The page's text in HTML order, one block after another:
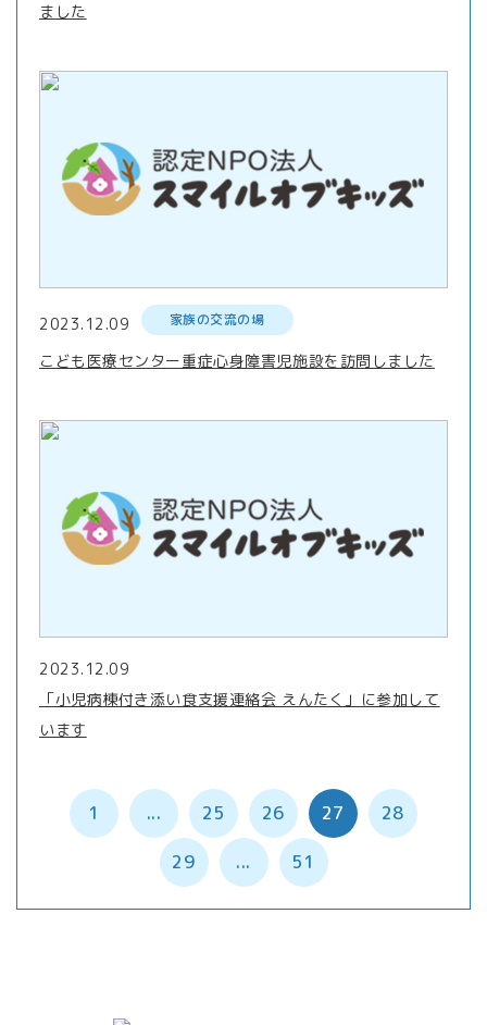
ました
2023.12.09 家族の交流の場
こども医療センター重症心身障害児施設を訪問しました
2023.12.09
「小児病棟付き添い食支援連絡会 えんたく」に参加して
います
1 ... 25 26 27 28
29 ... 51